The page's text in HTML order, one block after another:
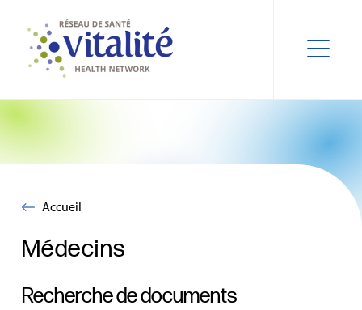
Accueil
Médecins
Recherche de documents